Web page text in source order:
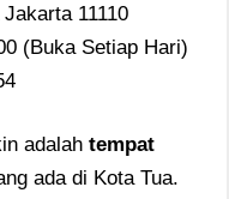
11110
(Buka Setiap Hari)
adalah tempat
ada di Kota Tua.